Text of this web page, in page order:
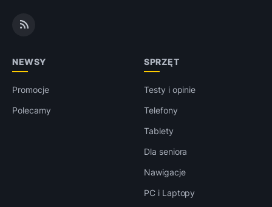
NEWSY
Promocje
Polecamy
SPRZĘT
Testy i opinie
Telefony
Tablety
Dla seniora
Nawigacje
PC i Laptopy